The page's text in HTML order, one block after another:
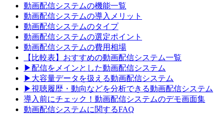
動画配信システムの機能一覧
動画配信システムの導入メリット
動画配信システムのタイプ
動画配信システムの選定ポイント
動画配信システムの費用相場
【比較表】おすすめの動画配信システム一覧
▶配信をメインとした動画配信システム
▶大容量データを扱える動画配信システム
▶視聴履歴・動向などを分析できる動画配信システム
導入前にチェック！動画配信システムのデモ画面集
動画配信システムに関するFAQ